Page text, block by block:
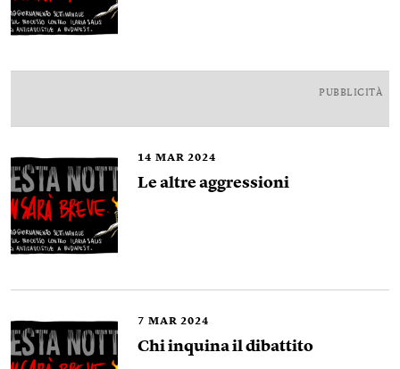
PUBBLICITÀ
14 MAR 2024
Le altre aggressioni
7 MAR 2024
Chi inquina il dibattito